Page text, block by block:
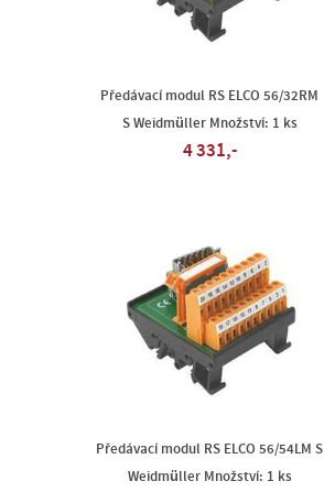
Předávací modul RS ELCO 56/32RM
S Weidmüller Množství: 1 ks
4 331,-
Předávací modul RS ELCO 56/54LM S
Weidmüller Množství: 1 ks